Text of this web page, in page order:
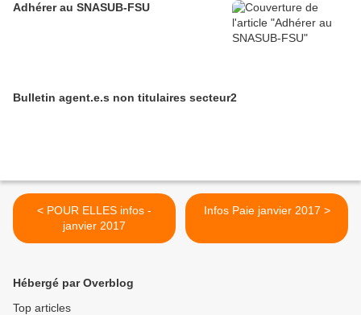
Adhérer au SNASUB-FSU
Bulletin agent.e.s non titulaires secteur2
< POUR ELLES infos -
janvier 2017
Infos Paie janvier 2017 >
Hébergé par Overblog
Top articles